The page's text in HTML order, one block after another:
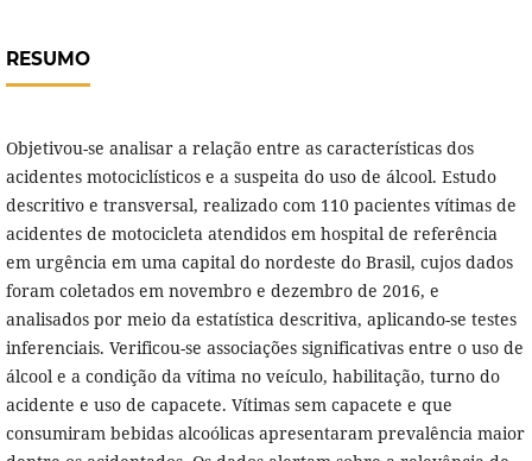
RESUMO
Objetivou-se analisar a relação entre as características dos
acidentes motociclísticos e a suspeita do uso de álcool. Estudo
descritivo e transversal, realizado com 110 pacientes vítimas de
acidentes de motocicleta atendidos em hospital de referência
em urgência em uma capital do nordeste do Brasil, cujos dados
foram coletados em novembro e dezembro de 2016, e
analisados por meio da estatística descritiva, aplicando-se testes
inferenciais. Verificou-se associações significativas entre o uso de
álcool e a condição da vítima no veículo, habilitação, turno do
acidente e uso de capacete. Vítimas sem capacete e que
consumiram bebidas alcoólicas apresentaram prevalência maior